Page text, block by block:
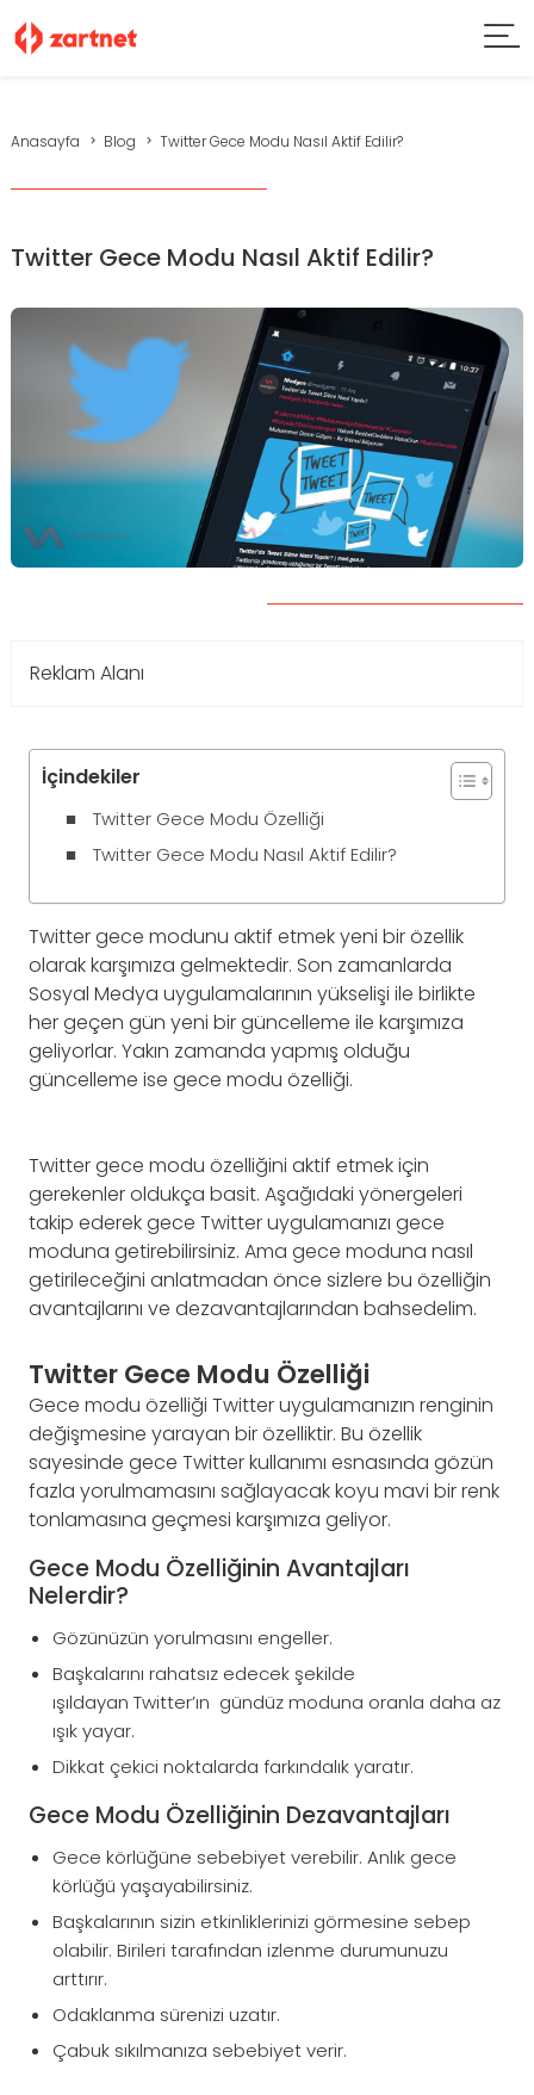
Anasayfa Blog Twitter Gece Modu Nasıl Aktif Edilir?
Twitter Gece Modu Nasıl Aktif Edilir?
Reklam Alanı
İçindekiler
Twitter Gece Modu Özelliği
Twitter Gece Modu Nasıl Aktif Edilir?
Twitter gece modunu aktif etmek yeni bir özellik
olarak karşımıza gelmektedir. Son zamanlarda
Sosyal Medya uygulamalarının yükselişi ile birlikte
her geçen gün yeni bir güncelleme ile karşımıza
geliyorlar. Yakın zamanda yapmış olduğu
güncelleme ise gece modu özelliği.
Twitter gece modu özelliğini aktif etmek için
gerekenler oldukça basit. Aşağıdaki yönergeleri
takip ederek gece Twitter uygulamanızı gece
moduna getirebilirsiniz. Ama gece moduna nasıl
getirileceğini anlatmadan önce sizlere bu özelliğin
avantajlarını ve dezavantajlarından bahsedelim.
Twitter Gece Modu Özelliği
Gece modu özelliği Twitter uygulamanızın renginin
değişmesine yarayan bir özelliktir. Bu özellik
sayesinde gece Twitter kullanımı esnasında gözün
fazla yorulmamasını sağlayacak koyu mavi bir renk
tonlamasına geçmesi karşımıza geliyor.
Gece Modu Özelliğinin Avantajları
Nelerdir?
Gözünüzün yorulmasını engeller.
Başkalarını rahatsız edecek şekilde
ışıldayan Twitter’ın gündüz moduna oranla daha az
ışık yayar.
Dikkat çekici noktalarda farkındalık yaratır.
Gece Modu Özelliğinin Dezavantajları
Gece körlüğüne sebebiyet verebilir. Anlık gece
körlüğü yaşayabilirsiniz.
Başkalarının sizin etkinliklerinizi görmesine sebep
olabilir. Birileri tarafından izlenme durumunuzu
arttırır.
Odaklanma sürenizi uzatır.
Çabuk sıkılmanıza sebebiyet verir.